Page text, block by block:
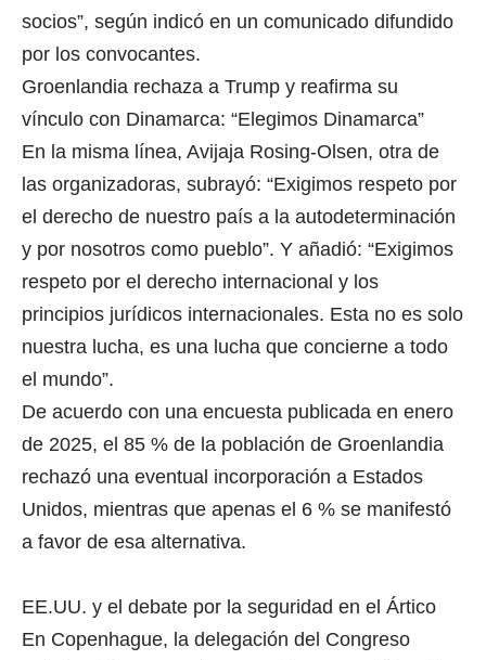
socios”, según indicó en un comunicado difundido
por los convocantes.
Groenlandia rechaza a Trump y reafirma su
vínculo con Dinamarca: “Elegimos Dinamarca”
En la misma línea, Avijaja Rosing-Olsen, otra de
las organizadoras, subrayó: “Exigimos respeto por
el derecho de nuestro país a la autodeterminación
y por nosotros como pueblo”. Y añadió: “Exigimos
respeto por el derecho internacional y los
principios jurídicos internacionales. Esta no es solo
nuestra lucha, es una lucha que concierne a todo
el mundo”.
De acuerdo con una encuesta publicada en enero
de 2025, el 85 % de la población de Groenlandia
rechazó una eventual incorporación a Estados
Unidos, mientras que apenas el 6 % se manifestó
a favor de esa alternativa.
EE.UU. y el debate por la seguridad en el Ártico
En Copenhague, la delegación del Congreso